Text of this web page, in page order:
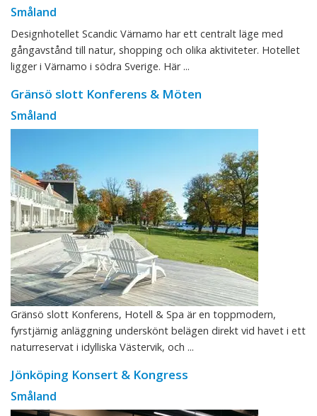
Småland
Designhotellet Scandic Värnamo har ett centralt läge med
gångavstånd till natur, shopping och olika aktiviteter. Hotellet
ligger i Värnamo i södra Sverige. Här ...
Gränsö slott Konferens & Möten
Småland
Gränsö slott Konferens, Hotell & Spa är en toppmodern,
fyrstjärnig anläggning underskönt belägen direkt vid havet i ett
naturreservat i idylliska Västervik, och ...
Jönköping Konsert & Kongress
Småland